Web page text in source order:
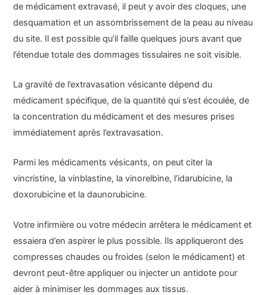
de médicament extravasé, il peut y avoir des cloques, une
desquamation et un assombrissement de la peau au niveau
du site. Il est possible qu’il faille quelques jours avant que
l’étendue totale des dommages tissulaires ne soit visible.
La gravité de l’extravasation vésicante dépend du
médicament spécifique, de la quantité qui s’est écoulée, de
la concentration du médicament et des mesures prises
immédiatement après l’extravasation.
Parmi les médicaments vésicants, on peut citer la
vincristine, la vinblastine, la vinorelbine, l’idarubicine, la
doxorubicine et la daunorubicine.
Votre infirmière ou votre médecin arrêtera le médicament et
essaiera d’en aspirer le plus possible. Ils appliqueront des
compresses chaudes ou froides (selon le médicament) et
devront peut-être appliquer ou injecter un antidote pour
aider à minimiser les dommages aux tissus.